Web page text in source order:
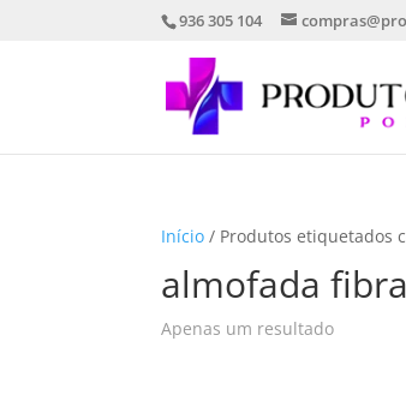
936 305 104
Início / Produtos etiquetados
almofada
Apenas um resultado